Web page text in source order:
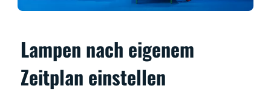
Lampen nach eigenem
Zeitplan einstellen